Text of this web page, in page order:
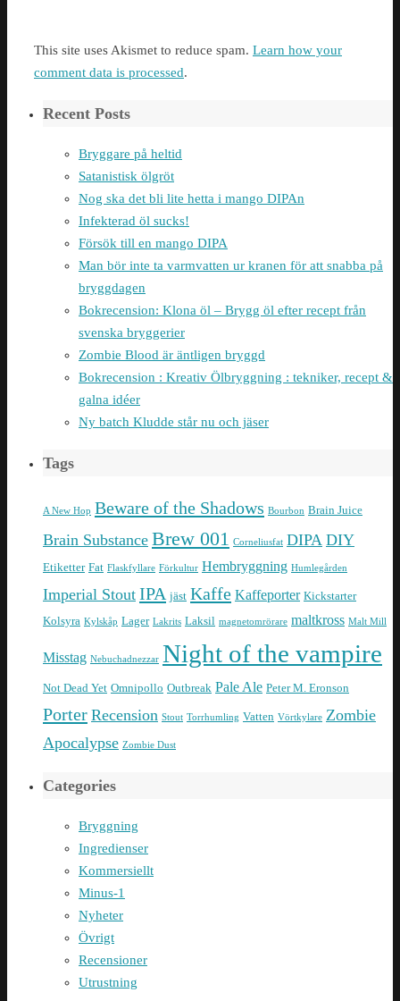
This site uses Akismet to reduce spam. Learn how your
comment data is processed.
Recent Posts
Bryggare på heltid
Satanistisk ölgröt
Nog ska det bli lite hetta i mango DIPAn
Infekterad öl sucks!
Försök till en mango DIPA
Man bör inte ta varmvatten ur kranen för att snabba på
bryggdagen
Bokrecension: Klona öl – Brygg öl efter recept från
svenska bryggerier
Zombie Blood är äntligen bryggd
Bokrecension : Kreativ Ölbryggning : tekniker, recept &
galna idéer
Ny batch Kludde står nu och jäser
Tags
A New Hop Beware of the Shadows Bourbon Brain Juice
Brain Substance Brew 001 Corneliusfat DIPA DIY
Etiketter Fat Flaskfyllare Förkultur Hembryggning Humlegården
Imperial Stout IPA jäst Kaffe Kaffeporter Kickstarter
Kolsyra Kylskåp Lager Lakrits Laksil magnetomrörare maltkross Malt Mill
Misstag Nebuchadnezzar Night of the vampire
Not Dead Yet Omnipollo Outbreak Pale Ale Peter M. Eronson
Porter Recension Stout Torrhumling Vatten Vörtkylare Zombie
Apocalypse Zombie Dust
Categories
Bryggning
Ingredienser
Kommersiellt
Minus-1
Nyheter
Övrigt
Recensioner
Utrustning